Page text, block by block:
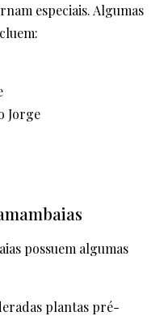
especiais. Algumas
Jorge
possuem algumas
plantas pré-